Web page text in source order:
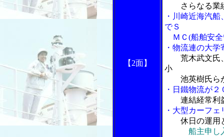
【2面】
さらなる業
・川崎近海汽
でＳ
ＭＣ(船舶安全
・物流連の大
荒木武文氏
小
池英樹氏らが
・日鐵物流が
連結経常利
・大型カーフ
休日の運用
船主申し